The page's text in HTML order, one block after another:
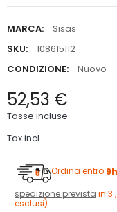
MARCA:
Sisas
SKU:
108615112
CONDIZIONE:
Nuovo
52,53 €
Tasse incluse
Tax incl.
Ordina entro
spedizione prevista in 3
esclusi)